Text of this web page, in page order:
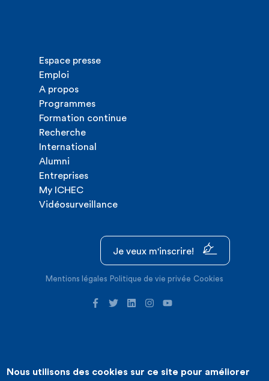
Espace presse
Emploi
A propos
Programmes
Formation continue
Recherche
International
Alumni
Entreprises
My ICHEC
Vidéosurveillance
Je veux m'inscrire!
Mentions légales Politique de vie privée Cookies
©2026 ICHEC |Création de site internet : Expansion
Nous utilisons des cookies sur ce site pour améliorer